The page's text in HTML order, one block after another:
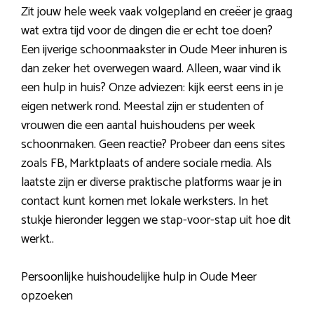
Zit jouw hele week vaak volgepland en creëer je graag
wat extra tijd voor de dingen die er echt toe doen?
Een ijverige schoonmaakster in Oude Meer inhuren is
dan zeker het overwegen waard. Alleen, waar vind ik
een hulp in huis? Onze adviezen: kijk eerst eens in je
eigen netwerk rond. Meestal zijn er studenten of
vrouwen die een aantal huishoudens per week
schoonmaken. Geen reactie? Probeer dan eens sites
zoals FB, Marktplaats of andere sociale media. Als
laatste zijn er diverse praktische platforms waar je in
contact kunt komen met lokale werksters. In het
stukje hieronder leggen we stap-voor-stap uit hoe dit
werkt..
Persoonlijke huishoudelijke hulp in Oude Meer
opzoeken